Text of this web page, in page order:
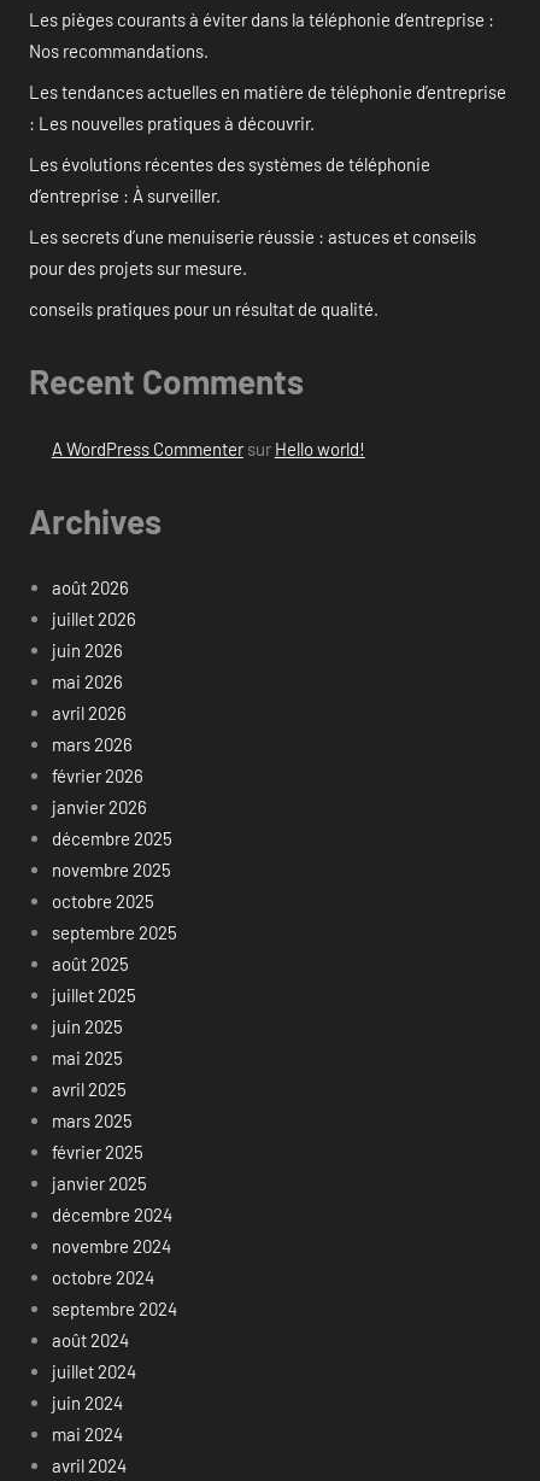
Les pièges courants à éviter dans la téléphonie d’entreprise :
Nos recommandations.
Les tendances actuelles en matière de téléphonie d’entreprise
: Les nouvelles pratiques à découvrir.
Les évolutions récentes des systèmes de téléphonie
d’entreprise : À surveiller.
Les secrets d’une menuiserie réussie : astuces et conseils
pour des projets sur mesure.
conseils pratiques pour un résultat de qualité.
Recent Comments
A WordPress Commentersur Hello world!
Archives
août 2026
juillet 2026
juin 2026
mai 2026
avril 2026
mars 2026
février 2026
janvier 2026
décembre 2025
novembre 2025
octobre 2025
septembre 2025
août 2025
juillet 2025
juin 2025
mai 2025
avril 2025
mars 2025
février 2025
janvier 2025
décembre 2024
novembre 2024
octobre 2024
septembre 2024
août 2024
juillet 2024
juin 2024
mai 2024
avril 2024